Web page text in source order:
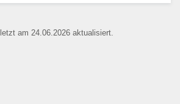
am 24.06.2026 aktualisiert.